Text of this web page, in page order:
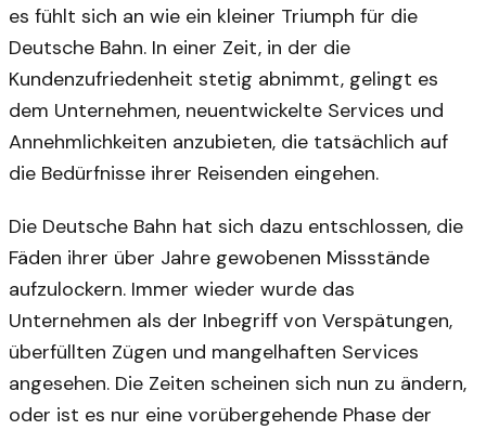
es fühlt sich an wie ein kleiner Triumph für die
Deutsche Bahn. In einer Zeit, in der die
Kundenzufriedenheit stetig abnimmt, gelingt es
dem Unternehmen, neuentwickelte Services und
Annehmlichkeiten anzubieten, die tatsächlich auf
die Bedürfnisse ihrer Reisenden eingehen.
Die Deutsche Bahn hat sich dazu entschlossen, die
Fäden ihrer über Jahre gewobenen Missstände
aufzulockern. Immer wieder wurde das
Unternehmen als der Inbegriff von Verspätungen,
überfüllten Zügen und mangelhaften Services
angesehen. Die Zeiten scheinen sich nun zu ändern,
oder ist es nur eine vorübergehende Phase der